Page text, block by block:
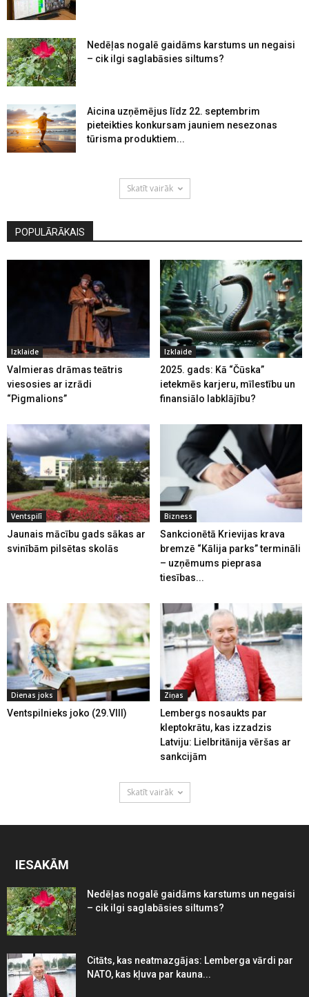
Nedēļas nogalē gaidāms karstums un negaisi
– cik ilgi saglabāsies siltums?
Aicina uzņēmējus līdz 22. septembrim
pieteikties konkursam jauniem nesezonas
tūrisma produktiem...
Skatīt vairāk
POPULĀRĀKAIS
Izklaide
Valmieras drāmas teātris
viesosies ar izrādi
“Pigmalions”
Izklaide
2025. gads: Kā “Čūska”
ietekmēs karjeru, mīlestību un
finansiālo labklājību?
Ventspilī
Jaunais mācību gads sākas ar
svinībām pilsētas skolās
Bizness
Sankcionētā Krievijas krava
bremzē “Kālija parks” termināli
– uzņēmums pieprasa
tiesības...
Dienas joks
Ventspilnieks joko (29.VIII)
Ziņas
Lembergs nosaukts par
kleptokrātu, kas izzadzis
Latviju: Lielbritānija vēršas ar
sankcijām
Skatīt vairāk
IESAKĀM
Nedēļas nogalē gaidāms karstums un negaisi
– cik ilgi saglabāsies siltums?
Citāts, kas neatmazgājas: Lemberga vārdi par
NATO, kas kļuva par kauna...